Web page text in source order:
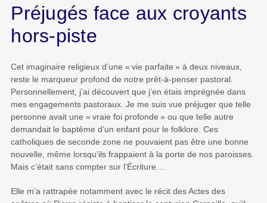
Préjugés face aux croyants
hors-piste
Cet imaginaire religieux d’une « vie parfaite » à deux niveaux,
reste le marqueur profond de notre prêt-à-penser pastoral.
Personnellement, j’ai découvert que j’en étais imprégnée dans
mes engagements pastoraux. Je me suis vue préjuger que telle
personne avait une « vraie foi profonde » ou que telle autre
demandait le baptême d’un enfant pour le folklore. Ces
catholiques de seconde zone ne pouvaient pas être une bonne
nouvelle, même lorsqu’ils frappaient à la porte de nos paroisses.
Mais c’était sans compter sur l’Écriture…
Elle m’a rattrapée notamment avec le récit des Actes des